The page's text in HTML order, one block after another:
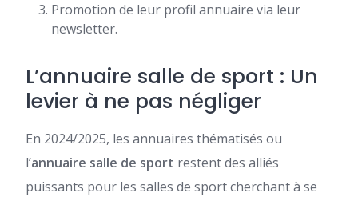
Promotion de leur profil annuaire via leur
newsletter.
L’annuaire salle de sport​ : Un
levier à ne pas négliger
En 2024/2025, les annuaires thématisés ou
l’annuaire salle de sport ​ restent des alliés
puissants pour les salles de sport cherchant à se